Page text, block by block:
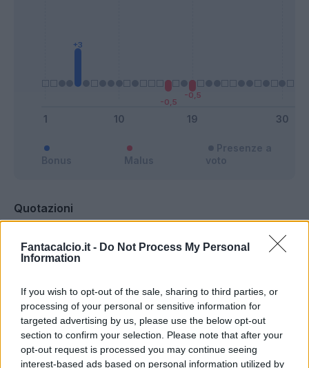
Fantacalcio.it - Do Not Process My Personal
Information
If you wish to opt-out of the sale, sharing to third parties, or
processing of your personal or sensitive information for
targeted advertising by us, please use the below opt-out
section to confirm your selection. Please note that after your
opt-out request is processed you may continue seeing
interest-based ads based on personal information utilized by
Bonus Malus
Presenze a
voto
Quotazioni